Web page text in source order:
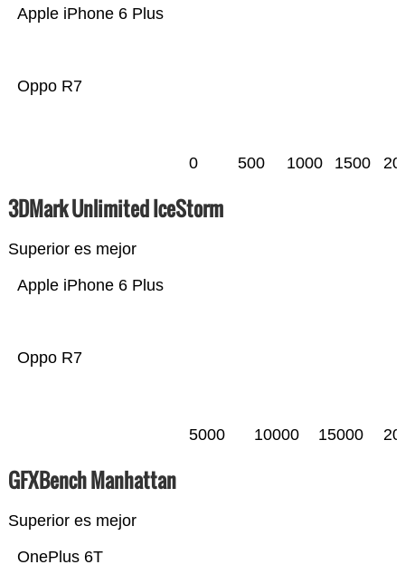
Oppo R7
Apple iPhone 6 Plus
0 500 1000 1500
3DMark Unlimited IceStorm
Superior es mejor
Oppo R7
Apple iPhone 6 Plus
5000 10000 15000
GFXBench Manhattan
Superior es mejor
OnePlus 6T